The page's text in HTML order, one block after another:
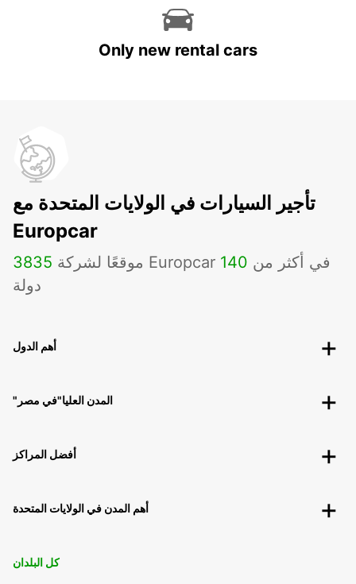
Only new rental cars
تأجير السيارات في الولايات المتحدة مع
Europcar
3835 موقعًا لشركة Europcar في أكثر من 140
دولة
أهم الدول
"المدن العليا"في مصر
أفضل المراكز
أهم المدن في الولايات المتحدة
كل البلدان